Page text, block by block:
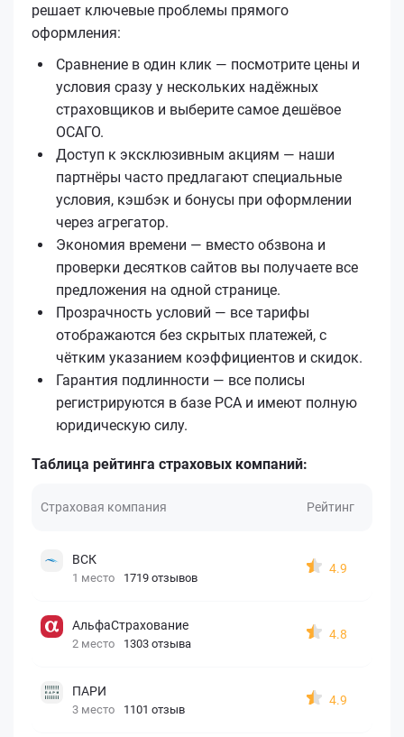
решает ключевые проблемы прямого
оформления:
Сравнение в один клик — посмотрите цены и
условия сразу у нескольких надёжных
страховщиков и выберите самое дешёвое
ОСАГО.
Доступ к эксклюзивным акциям — наши
партнёры часто предлагают специальные
условия, кэшбэк и бонусы при оформлении
через агрегатор.
Экономия времени — вместо обзвона и
проверки десятков сайтов вы получаете все
предложения на одной странице.
Прозрачность условий — все тарифы
отображаются без скрытых платежей, с
чётким указанием коэффициентов и скидок.
Гарантия подлинности — все полисы
регистрируются в базе РСА и имеют полную
юридическую силу.
Таблица рейтинга страховых компаний:
Страховая компания Рейтинг
ВСК
1 место 1719 отзывов
4.9
АльфаСтрахование
2 место 1303 отзыва
4.8
ПАРИ
3 место 1101 отзыв
4.9